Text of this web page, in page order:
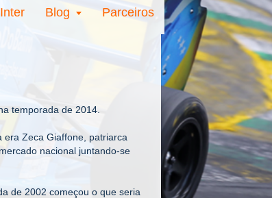
Blog Parceiros
temporada de 2014.
era Zeca Giaffone, patriarca
nacional juntando-se
de 2002 começou o que seria